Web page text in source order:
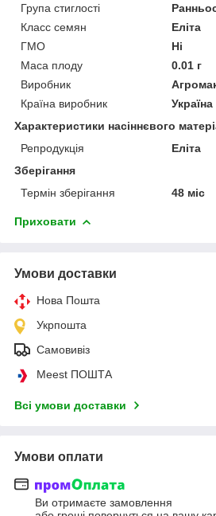
Група стиглості
Класс семян
Еліта
ГМО
Ні
Маса плоду
0.01 г
Виробник
Країна виробник
Україна
Характеристики насіннєвого
Репродукція
Еліта
Зберігання
Термін зберігання
48 міс
Приховати
Умови доставки
Нова Пошта
Укрпошта
Самовивіз
Meest ПОШТА
Всі умови доставки
Умови оплати
Ви отримаєте замовлення